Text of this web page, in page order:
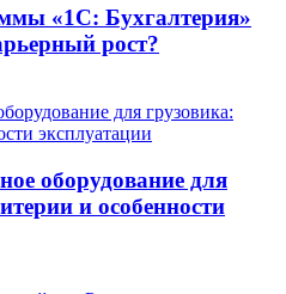
«1С: Бухгалтерия»
рост?
оборудование для
и особенности